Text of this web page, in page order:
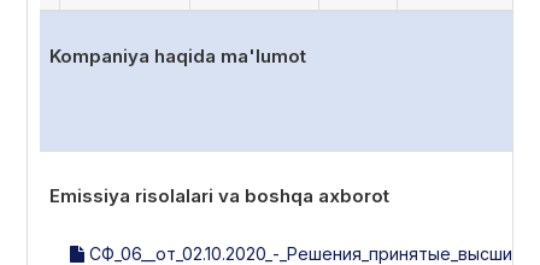
Kompaniya haqida ma'lumot
Emissiya risolalari va boshqa axborot
СФ_06__от_02.10.2020_-